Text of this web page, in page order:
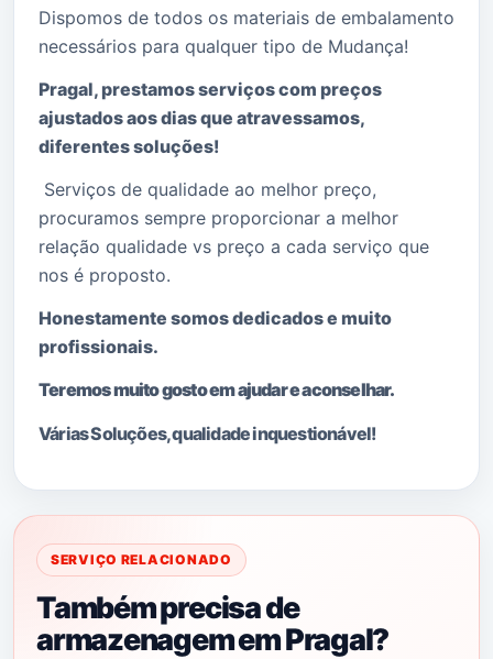
Dispomos de todos os materiais de embalamento
necessários para qualquer tipo de Mudança!
Pragal, prestamos serviços com preços
ajustados aos dias que atravessamos,
diferentes soluções!
Serviços de qualidade ao melhor preço,
procuramos sempre proporcionar a melhor
relação qualidade vs preço a cada serviço que
nos é proposto.
Honestamente somos dedicados e muito
profissionais.
Teremos muito gosto em ajudar e aconselhar.
Várias Soluções, qualidade inquestionável!
SERVIÇO RELACIONADO
Também precisa de
armazenagem em Pragal?